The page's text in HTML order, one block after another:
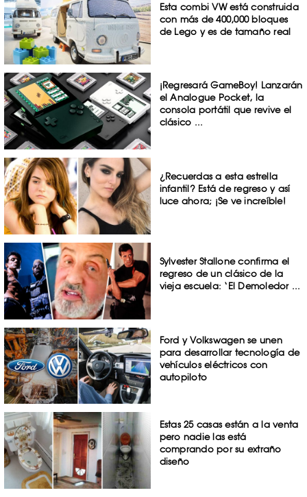
Esta combi VW está construida
con más de 400,000 bloques
de Lego y es de tamaño real
¡Regresará GameBoy! Lanzarán
el Analogue Pocket, la
consola portátil que revive el
clásico ...
¿Recuerdas a esta estrella
infantil? Está de regreso y así
luce ahora; ¡Se ve increíble!
Sylvester Stallone confirma el
regreso de un clásico de la
vieja escuela: ‘El Demoledor ...
Ford y Volkswagen se unen
para desarrollar tecnología de
vehículos eléctricos con
autopiloto
Estas 25 casas están a la venta
pero nadie las está
comprando por su extraño
diseño